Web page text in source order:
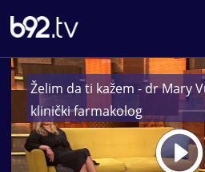
Želim da ti kažem - dr Mary
klinički farmakolog